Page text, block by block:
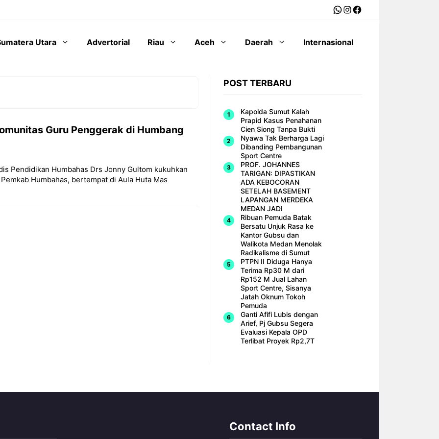
WhatsApp
Instagram
Facebook
Utara Advertorial Riau Aceh Daerah Internasional
Guru Penggerak di Humbang
Pendidikan Humbahas Drs Jonny Gultom kukuhkan
Humbahas, bertempat di Aula Huta Mas
POST TERBARU
Kapolda Sumut Kalah
Prapid Kasus Penahanan
Cien Siong Tanpa Bukti
Nyawa Tak Berharga Lagi
Dibanding Pembangunan
Sport Centre
PROF. JOHANNES
TARIGAN: DIPASTIKAN
ADA KEBOCORAN
SETELAH BASEMENT
LAPANGAN MERDEKA
MEDAN JADI
Ribuan Pemuda Batak
Bersatu Unjuk Rasa ke
Kantor Gubsu dan
Walikota Medan Menolak
Radikalisme di Sumut
PTPN II Diduga Hanya
Terima Rp30 M dari
Rp152 M Jual Lahan
Sport Centre, Sisanya
Jatah Oknum Tokoh
Pemuda
Ganti Afifi Lubis dengan
Arief, Pj Gubsu Segera
Evaluasi Kepala OPD
Terlibat Proyek Rp2,7T
Contact Info